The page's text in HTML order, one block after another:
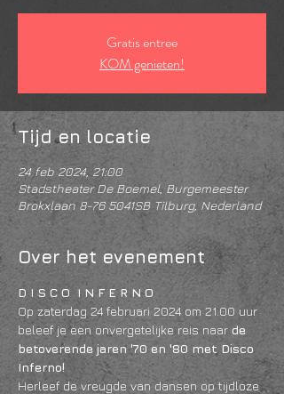
Gratis entree
KOM genieten!
Tijd en locatie
24 feb 2024, 21:00
Stadstheater De Boemel, Burgemeester
Brokxlaan 8-76 5041SB Tilburg, Nederland
Over het evenement
D I S C O  I N F E R N O
Op zaterdag 24 februari 2024 om 21.00 uur
beleef je een onvergetelijke reis naar de
betoverende jaren '70 en '80 met Disco
Inferno!
Herleef de vreugde van dansen op tijdloze